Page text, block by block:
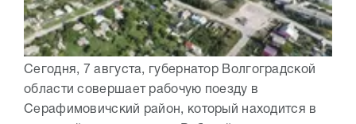
Сегодня, 7 августа, губернатор Волгоградской
области совершает рабочую поезду в
Серафимовичский район, который находится в